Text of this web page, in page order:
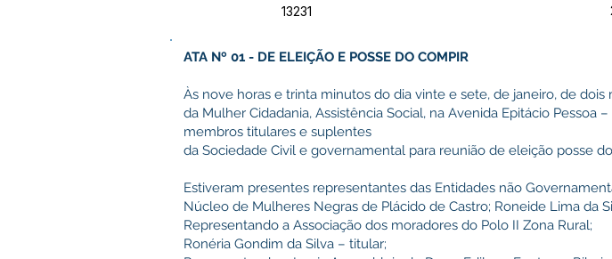
13231
ATA Nº 01 - DE ELEIÇÃO E POSSE DO COMPIR
Às nove horas e trinta minutos do dia vinte e sete, de janeiro, de
da Mulher Cidadania, Assistência Social, na Avenida Epitácio Pessoa
membros titulares e suplentes
da Sociedade Civil e governamental para reunião de eleição posse
Estiveram presentes representantes das Entidades não
Núcleo de Mulheres Negras de Plácido de Castro; Roneide Lima da
Representando a Associação dos moradores do Polo II Zona Rural;
Ronéria Gondim da Silva – titular;